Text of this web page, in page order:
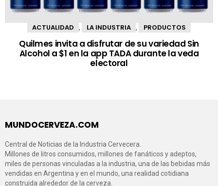
ACTUALIDAD LA INDUSTRIA PRODUCTOS
Quilmes invita a disfrutar de su variedad Sin
Alcohol a $1 en la app TADA durante la veda
electoral
MUNDOCERVEZA.COM
Central de Noticias de la Industria Cervecera.
Millones de litros consumidos, millones de fanáticos y adeptos,
miles de personas vinculadas a la industria, una de las bebidas más
vendidas en Argentina y en el mundo, una realidad cotidiana
construida alrededor de la cerveza.